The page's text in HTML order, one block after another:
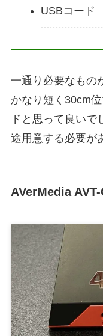
USBコード
一通り必要なもの
かなり短く30cm
ドと思って良いで
途用意する必要が
AVerMedia